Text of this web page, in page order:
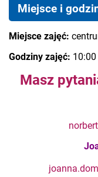
Miejsce i
Miejsce zajęć:
Godziny zajęć:
Masz